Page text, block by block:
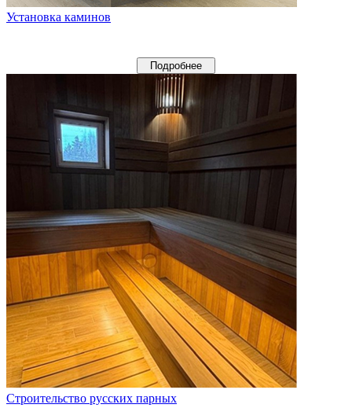
Установка каминов
Подробнее
Строительство русских парных